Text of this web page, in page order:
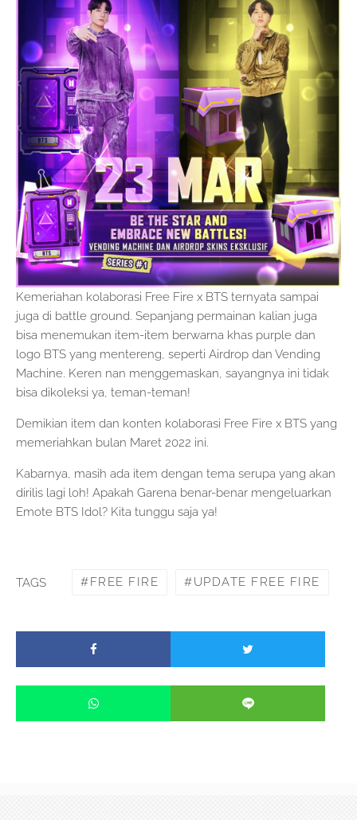
Kemeriahan kolaborasi Free Fire x BTS ternyata sampai
juga di battle ground. Sepanjang permainan kalian juga
bisa menemukan item-item berwarna khas purple dan
logo BTS yang mentereng, seperti Airdrop dan Vending
Machine. Keren nan menggemaskan, sayangnya ini tidak
bisa dikoleksi ya, teman-teman!
Demikian item dan konten kolaborasi Free Fire x BTS yang
memeriahkan bulan Maret 2022 ini.
Kabarnya, masih ada item dengan tema serupa yang akan
dirilis lagi loh! Apakah Garena benar-benar mengeluarkan
Emote BTS Idol? Kita tunggu saja ya!
TAGS FREE FIRE UPDATE FREE FIRE